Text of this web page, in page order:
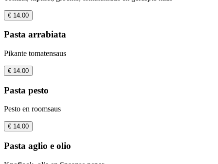
€ 14.00
Pasta arrabiata
Pikante tomatensaus
€ 14.00
Pasta pesto
Pesto en roomsaus
€ 14.00
Pasta aglio e olio